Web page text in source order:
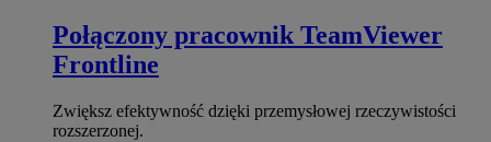
Połączony pracownik TeamViewer
Frontline
Zwiększ efektywność dzięki przemysłowej rzeczywistości
rozszerzonej.